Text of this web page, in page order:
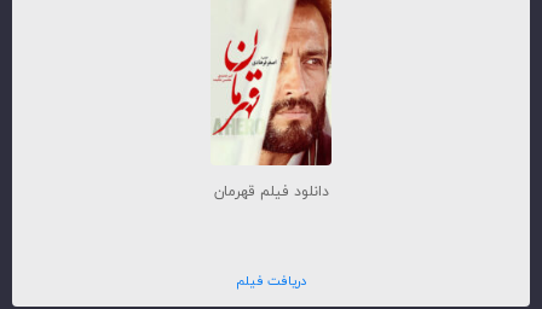
دانلود فیلم قهرمان
دریافت فیلم